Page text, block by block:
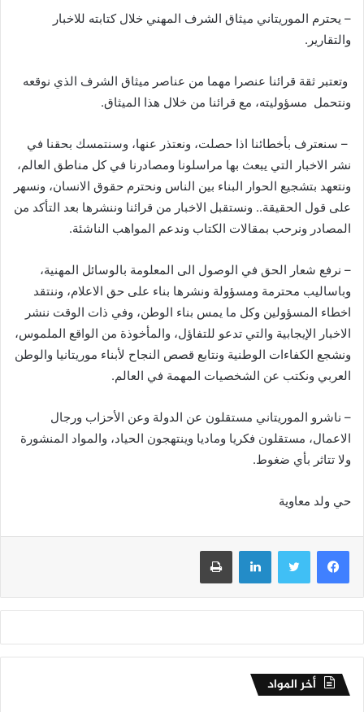
– يحترم الموريتاني ميثاق الشرف المهني خلال كتابته للاخبار
والتقارير.
وتعتبر ثقة قرائنا عنصرا مهما من عناصر ميثاق الشرف الذي نوقعه
ونتحمل مسؤوليته، مع قرائنا من خلال هذا الميثاق.
– سنعترف بأخطائنا اذا حصلت، ونعتذر عنها، وسنتمسك بحقنا في
نشر الاخبار التي يبعث بها مراسلونا ومصادرنا في كل مناطق العالم،
ونتعهد بتشجيع الحوار البناء بين الناس ونحترم حقوق الانسان، ونسهر
على قول الحقيقة.. ونستقبل الاخبار من قرائنا وننشرها بعد التأكد من
المصادر ونرحب بمقالات الكتاب وندعم المواهب الناشئة.
– نرفع شعار الحق في الوصول الى المعلومة بالوسائل المهنية،
وباساليب محترمة ومسؤولة ونشرها بناء على حق الاعلام، وننتقد
اخطاء المسؤولين وكل ما يمس بناء الوطن، وفي ذات الوقت ننشر
الاخبار الإيجابية والتي تدعو للتفاؤل، والمأخوذة من الواقع الملموس،
ونشجع الكفاءات الوطنية ونتابع قصص النجاح لأبناء موريتانيا والوطن
العربي ونكتب عن الشخصيات المهمة في العالم.
– ناشرو الموريتاني مستقلون عن الدولة وعن الأحزاب ورجال
الاعمال، مستقلون فكريا وماديا وينتهجون الحياد، والمواد المنشورة
ولا تتاثر بأي ضغوط.
حي ولد معاوية
فيسبوك تويتر لينكدإن طباعة
أخر المواد